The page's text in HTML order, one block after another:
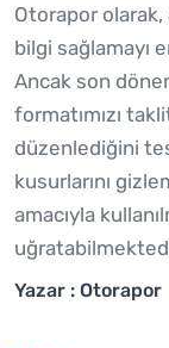
Otorapor
bilgi sağlamayı
Ancak son
formatımızı
düzenlediğini
kusurlarını
amacıyla
Yazar : Otorapor